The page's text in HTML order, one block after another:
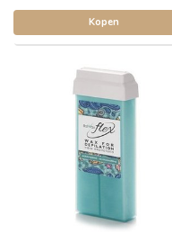
Kopen